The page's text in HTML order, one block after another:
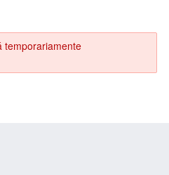
temporariamente